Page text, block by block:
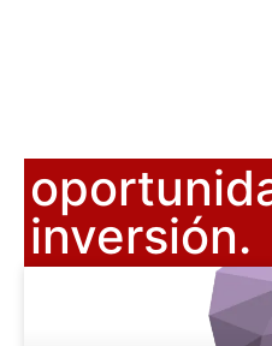
inversión.